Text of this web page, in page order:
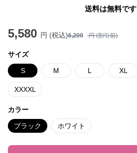
送料は無料です
5,580 円 (税込)6,200 円 (割引前)
サイズ
S M L XL
XXXXL
カラー
ブラック ホワイト